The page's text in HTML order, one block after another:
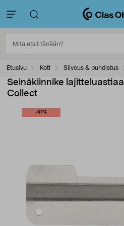
Etusivu Koti Siivous & puhdistus
Seinäkiinnike
Collect
-67%